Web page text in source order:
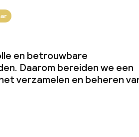
en betrouwbare
Daarom bereiden we een
verzamelen en beheren